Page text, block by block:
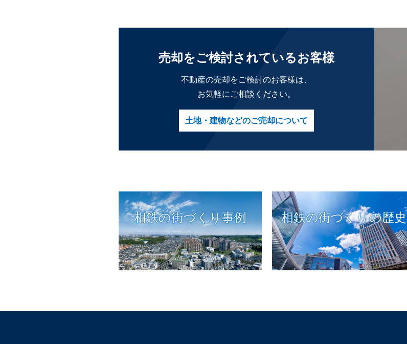
売却をご検討されているお客様
不動産の売却をご検討のお客様は、
お気軽にご相談ください。
土地・建物などのご売却について
相鉄の街づくり事例 相鉄の街づくりの歴史